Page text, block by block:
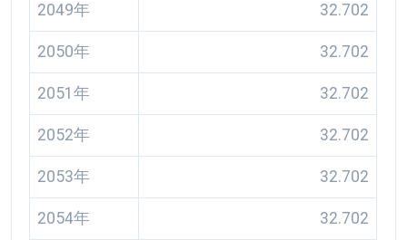
2049年 32.702
2050年 32.702
2051年 32.702
2052年 32.702
2053年 32.702
2054年 32.702